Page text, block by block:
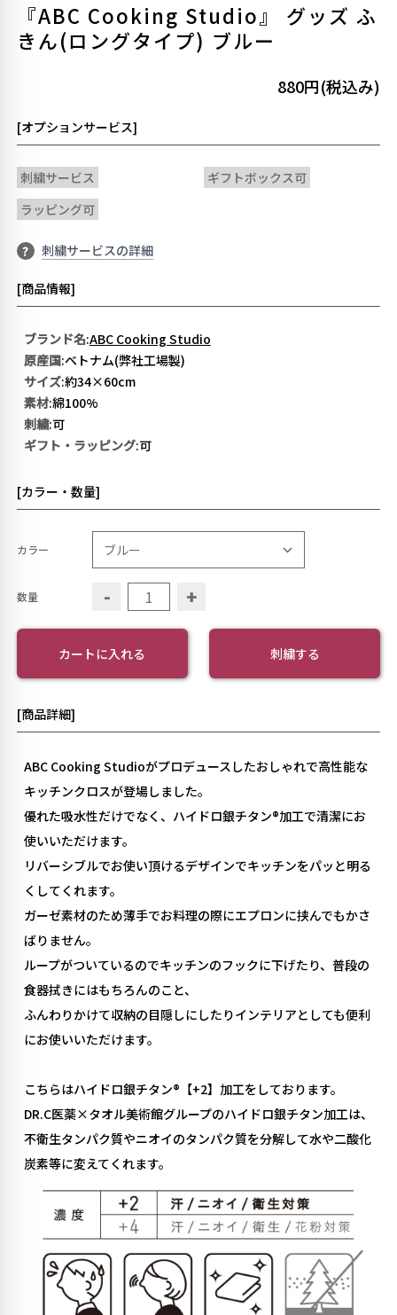
『ABC Cooking Studio』 グッズ ふ
きん(ロングタイプ) ブルー
880円(税込み)
[オプションサービス]
刺繍サービス
ギフトボックス可
ラッピング可
? 刺繍サービスの詳細
[商品情報]
ブランド名:ABC Cooking Studio
原産国:ベトナム(弊社工場製)
サイズ:約34×60cm
素材:綿100%
刺繍:可
ギフト・ラッピング:可
[カラー・数量]
カラー
数量 - +
カートに入れる 刺繍する
[商品詳細]
ABC Cooking Studioがプロデュースしたおしゃれで高性能な
キッチンクロスが登場しました。
優れた吸水性だけでなく、ハイドロ銀チタン®︎加工で清潔にお
使いいただけます。
リバーシブルでお使い頂けるデザインでキッチンをパッと明る
くしてくれます。
ガーゼ素材のため薄手でお料理の際にエプロンに挟んでもかさ
ばりません。
ループがついているのでキッチンのフックに下げたり、普段の
食器拭きにはもちろんのこと、
ふんわりかけて収納の目隠しにしたりインテリアとしても便利
にお使いいただけます。
こちらはハイドロ銀チタン®︎【+2】加工をしております。
DR.C医薬×タオル美術館グループのハイドロ銀チタン加工は、
不衛生タンパク質やニオイのタンパク質を分解して水や二酸化
炭素等に変えてくれます。